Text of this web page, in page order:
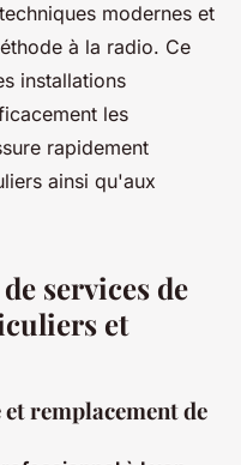
modernes et
à la radio. Ce
installations
les
rapidement
ainsi qu'aux
services de
et
remplacement de